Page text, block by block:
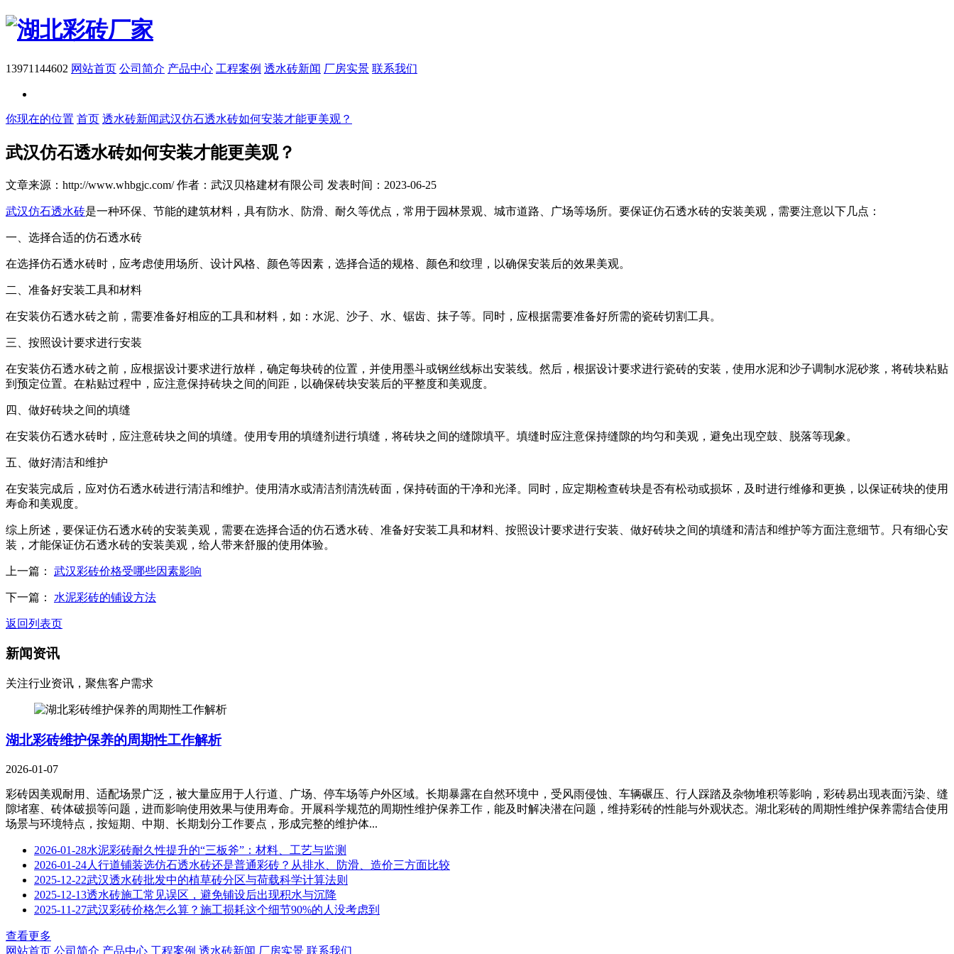
13971144602 网站首页 公司简介 产品中心 工程案例 透水砖新闻 厂房实景 联系我们
你现在的位置 首页 透水砖新闻武汉仿石透水砖如何安装才能更美观？
武汉仿石透水砖如何安装才能更美观？
文章来源：http://www.whbgjc.com/ 作者：武汉贝格建材有限公司 发表时间：2023-06-25
武汉仿石透水砖是一种环保、节能的建筑材料，具有防水、防滑、耐久等优点，常用于园林景观、城市道路、广场等场所。要保证仿石透水砖的安装美观，需要注意以下几点：
一、选择合适的仿石透水砖
在选择仿石透水砖时，应考虑使用场所、设计风格、颜色等因素，选择合适的规格、颜色和纹理，以确保安装后的效果美观。
二、准备好安装工具和材料
在安装仿石透水砖之前，需要准备好相应的工具和材料，如：水泥、沙子、水、锯齿、抹子等。同时，应根据需要准备好所需的瓷砖切割工具。
三、按照设计要求进行安装
在安装仿石透水砖之前，应根据设计要求进行放样，确定每块砖的位置，并使用墨斗或钢丝线标出安装线。然后，根据设计要求进行瓷砖的安装，使用水泥和沙子调制水泥砂浆，将砖块粘贴
到预定位置。在粘贴过程中，应注意保持砖块之间的间距，以确保砖块安装后的平整度和美观度。
四、做好砖块之间的填缝
在安装仿石透水砖时，应注意砖块之间的填缝。使用专用的填缝剂进行填缝，将砖块之间的缝隙填平。填缝时应注意保持缝隙的均匀和美观，避免出现空鼓、脱落等现象。
五、做好清洁和维护
在安装完成后，应对仿石透水砖进行清洁和维护。使用清水或清洁剂清洗砖面，保持砖面的干净和光泽。同时，应定期检查砖块是否有松动或损坏，及时进行维修和更换，以保证砖块的使用
寿命和美观度。
综上所述，要保证仿石透水砖的安装美观，需要在选择合适的仿石透水砖、准备好安装工具和材料、按照设计要求进行安装、做好砖块之间的填缝和清洁和维护等方面注意细节。只有细心安
装，才能保证仿石透水砖的安装美观，给人带来舒服的使用体验。
上一篇： 武汉彩砖价格受哪些因素影响
下一篇： 水泥彩砖的铺设方法
返回列表页
新闻资讯
关注行业资讯，聚焦客户需求
湖北彩砖维护保养的周期性工作解析
2026-01-07
彩砖因美观耐用、适配场景广泛，被大量应用于人行道、广场、停车场等户外区域。长期暴露在自然环境中，受风雨侵蚀、车辆碾压、行人踩踏及杂物堆积等影响，彩砖易出现表面污染、缝
隙堵塞、砖体破损等问题，进而影响使用效果与使用寿命。开展科学规范的周期性维护保养工作，能及时解决潜在问题，维持彩砖的性能与外观状态。湖北彩砖的周期性维护保养需结合使用
场景与环境特点，按短期、中期、长期划分工作要点，形成完整的维护体...
2026-01-28水泥彩砖耐久性提升的“三板斧”：材料、工艺与监测
2026-01-24人行道铺装选仿石透水砖还是普通彩砖？从排水、防滑、造价三方面比较
2025-12-22武汉透水砖批发中的植草砖分区与荷载科学计算法则
2025-12-13透水砖施工常见误区，避免铺设后出现积水与沉降
2025-11-27武汉彩砖价格怎么算？施工损耗这个细节90%的人没考虑到
查看更多
网站首页 公司简介 产品中心 工程案例 透水砖新闻 厂房实景 联系我们